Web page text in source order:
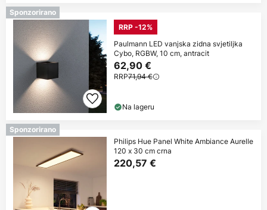
Sponzorirano
RRP -12%
Paulmann LED vanjska zidna svjetiljka
Cybo, RGBW, 10 cm, antracit
62,90 €
RRP71,94 €
Na lageru
Sponzorirano
Philips Hue Panel White Ambiance Aurelle
120 x 30 cm crna
220,57 €